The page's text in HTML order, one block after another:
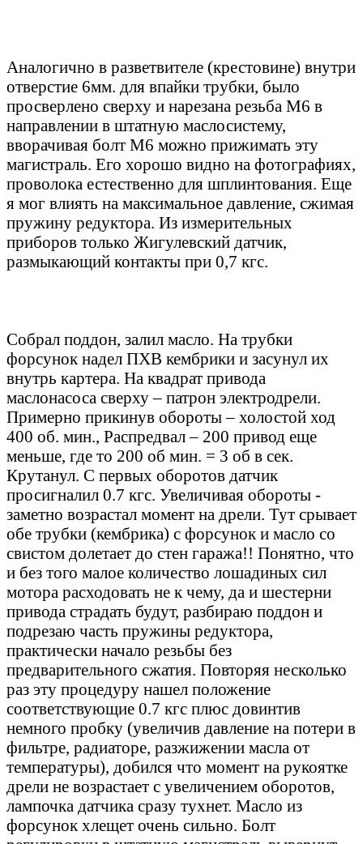
Аналогично в разветвителе (крестовине) внутри
отверстие 6мм. для впайки трубки, было
просверлено сверху и нарезана резьба М6 в
направлении в штатную маслосистему,
вворачивая болт М6 можно прижимать эту
магистраль. Его хорошо видно на фотографиях,
проволока естественно для шплинтования. Еще
я мог влиять на максимальное давление, сжимая
пружину редуктора. Из измерительных
приборов только Жигулевский датчик,
размыкающий контакты при 0,7 кгс.
Собрал поддон, залил масло. На трубки
форсунок надел ПХВ кембрики и засунул их
внутрь картера. На квадрат привода
маслонасоса сверху – патрон электродрели.
Примерно прикинув обороты – холостой ход
400 об. мин., Распредвал – 200 привод еще
меньше, где то 200 об мин. = 3 об в сек.
Крутанул. С первых оборотов датчик
просигналил 0.7 кгс. Увеличивая обороты -
заметно возрастал момент на дрели. Тут срывает
обе трубки (кембрика) с форсунок и масло со
свистом долетает до стен гаража!! Понятно, что
и без того малое количество лошадиных сил
мотора расходовать не к чему, да и шестерни
привода страдать будут, разбираю поддон и
подрезаю часть пружины редуктора,
практически начало резьбы без
предварительного сжатия. Повторяя несколько
раз эту процедуру нашел положение
соответствующие 0.7 кгс плюс довинтив
немного пробку (увеличив давление на потери в
фильтре, радиаторе, разжижении масла от
температуры), добился что момент на рукоятке
дрели не возрастает с увеличением оборотов,
лампочка датчика сразу тухнет. Масло из
форсунок хлещет очень сильно. Болт